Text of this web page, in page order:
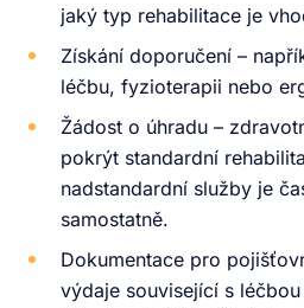
jaký typ rehabilitace je
Získání doporučení –
léčbu, fyzioterapii nebo
Žádost o úhradu –
pokrýt standardní
nadstandardní služby je
samostatně.
Dokumentace pro
výdaje související s